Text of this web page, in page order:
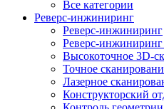
Все категории
Реверс-инжиниринг
Реверс-инжиниринг
Реверс-
Высокоточное 3D-
Точное
Лазерное
Конструкторский